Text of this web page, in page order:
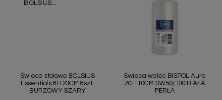
Świeca stołowa BOLSIUS
Essentials 8H 23CM 8szt.
BURZOWY SZARY
Świeca walec BISPOL Aura
20H 10CM SW50/100 BIAŁA
PERŁA